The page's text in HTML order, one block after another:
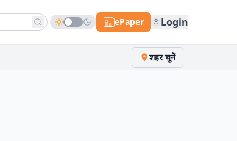
ePaper Login
शहर चुनें